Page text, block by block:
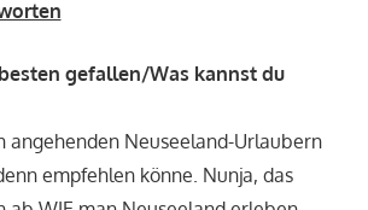
gefallen/Was kannst du
angehenden Neuseeland-Urlaubern
empfehlen könne. Nunja, das